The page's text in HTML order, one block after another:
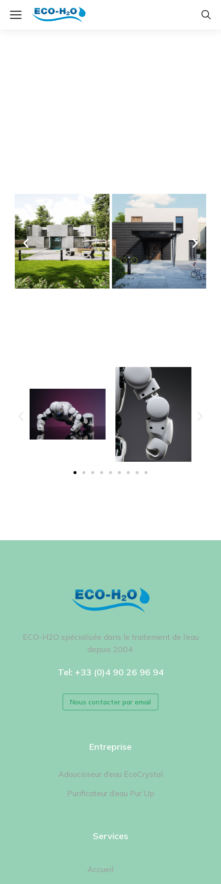
ECO-H2O spécialisée dans le traitement de l’eau
depuis 2004.
Tel: +33 (0)4 90 26 96 94
Nous contacter par email
Entreprise
Adoucisseur d’eau EcoCrystal
Purificateur d’eau Pur’Up
Services
Accueil